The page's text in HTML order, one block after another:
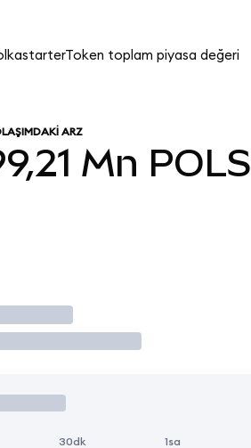
toplam piyasa değeri
ARZ
Mn POLS
30dk 1sa